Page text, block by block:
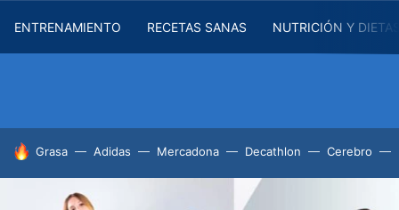
ENTRENAMIENTO RECETAS SANAS NUTRICIÓN Y
HOY SE HABLA DE
Grasa Adidas Mercadona Decathlon Cerebro